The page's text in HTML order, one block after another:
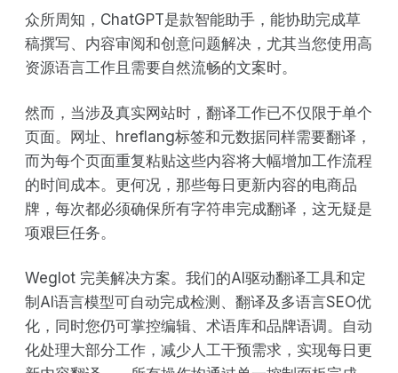
众所周知，ChatGPT是款智能助手，能协助完成草
稿撰写、内容审阅和创意问题解决，尤其当您使用高
资源语言工作且需要自然流畅的文案时。
然而，当涉及真实网站时，翻译工作已不仅限于单个
页面。网址、hreflang标签和元数据同样需要翻译，
而为每个页面重复粘贴这些内容将大幅增加工作流程
的时间成本。更何况，那些每日更新内容的电商品
牌，每次都必须确保所有字符串完成翻译，这无疑是
项艰巨任务。
Weglot 完美解决方案。我们的AI驱动翻译工具和定
制AI语言模型可自动完成检测、翻译及多语言SEO优
化，同时您仍可掌控编辑、术语库和品牌语调。自动
化处理大部分工作，减少人工干预需求，实现每日更